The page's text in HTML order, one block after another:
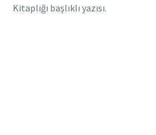
Kitaplığı başlıklı yazısı.